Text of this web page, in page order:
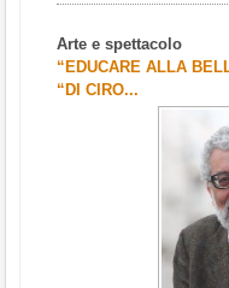
Arte e spettacolo
“EDUCARE ALLA
“DI CIRO...